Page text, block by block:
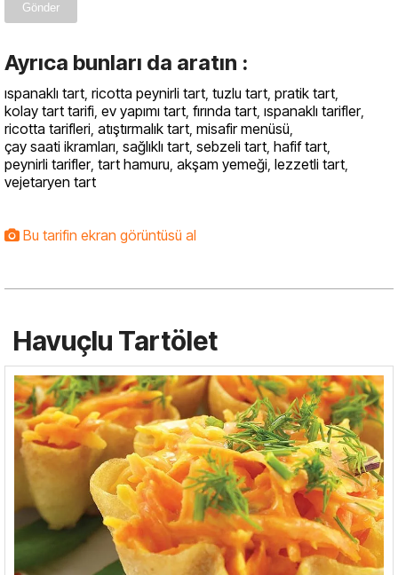
Gönder
Ayrıca bunları da aratın :
ıspanaklı tart, ricotta peynirli tart, tuzlu tart, pratik tart,
kolay tart tarifi, ev yapımı tart, fırında tart, ıspanaklı tarifler,
ricotta tarifleri, atıştırmalık tart, misafir menüsü,
çay saati ikramları, sağlıklı tart, sebzeli tart, hafif tart,
peynirli tarifler, tart hamuru, akşam yemeği, lezzetli tart,
vejetaryen tart
Bu tarifin ekran görüntüsü al
Havuçlu Tartölet